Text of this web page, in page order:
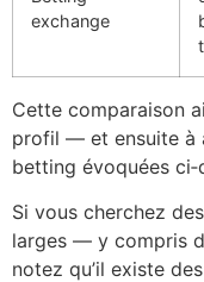
exchange
Cette comparaison
profil — et ensuite à
betting évoquées
Si vous cherchez
larges — y compris
notez qu’il existe